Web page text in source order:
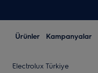
Ürünler Kampanyalar
Electrolux Türkiye